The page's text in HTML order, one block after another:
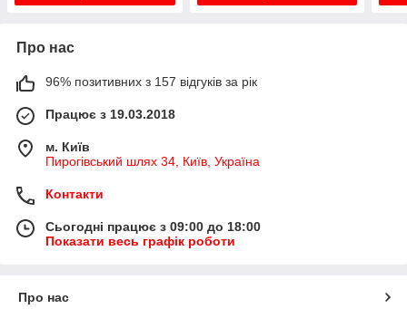
Про нас
96% позитивних з 157 відгуків за рік
Працює з 19.03.2018
м. Київ
Пирогівський шлях 34, Київ, Україна
Контакти
Сьогодні працює з 09:00 до 18:00
Показати весь графік роботи
Про нас